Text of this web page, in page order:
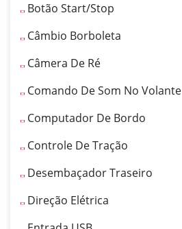
Botão Start/Stop
Câmbio Borboleta
Câmera De Ré
Comando De Som No Volante
Computador De Bordo
Controle De Tração
Desembaçador Traseiro
Direção Elétrica